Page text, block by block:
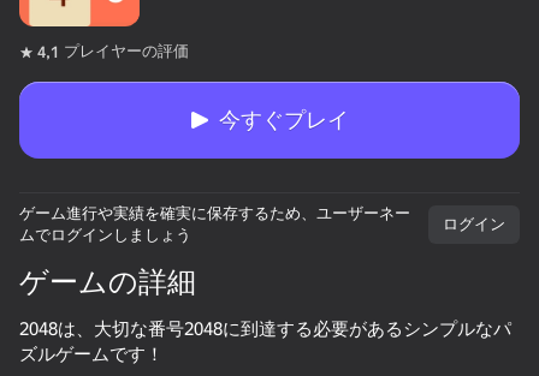
4,1 プレイヤーの評価
今すぐプレイ
ゲーム進行や実績を確実に保存するため、ユーザーネー
ムでログインしましょう
ログイン
ゲームの詳細
2048は、大切な番号2048に到達する必要があるシンプルなパ
ズルゲームです！